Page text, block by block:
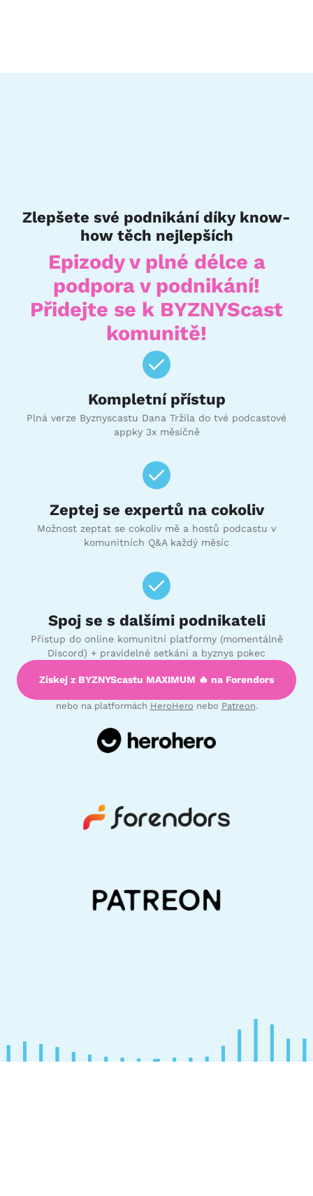
Zlepšete své podnikání díky know-
how těch nejlepších
Epizody v plné délce a
podpora v podnikání!
Přidejte se k BYZNYScast
komunitě!
Kompletní přístup
Plná verze Byznyscastu Dana Tržila do tvé podcastové
appky 3x měsíčně
Zeptej se expertů na cokoliv
Možnost zeptat se cokoliv mě a hostů podcastu v
komunitních Q&A každý měsíc
Spoj se s dalšími podnikateli
Přistup do online komunitní platformy (momentálně
Discord) + pravidelné setkání a byznys pokec
Získej z BYZNYScastu MAXIMUM 🔥 na Forendors
nebo na platformách HeroHero nebo Patreon.